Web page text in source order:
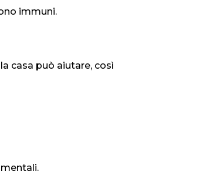
immuni.
casa può aiutare, così